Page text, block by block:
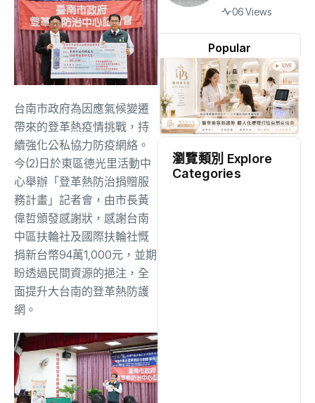
台南市政府為因應氣候變遷
帶來的登革熱疫情挑戰，持
續強化公私協力防疫網絡。
今(2)日於東區德光里活動中
心舉辦「登革熱防治捐贈服
務計畫」記者會，由市長黃
偉哲頒發感謝狀，感謝台南
中區扶輪社及國際扶輪社慨
捐新台幣94萬1,000元，並期
盼透過民間資源的挹注，全
面提升大台南的登革熱防護
網。
Popular
06 Views
瀏覽類別 Explore
Categories